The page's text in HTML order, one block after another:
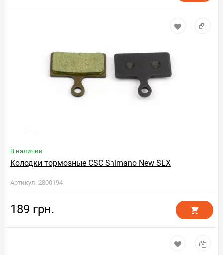
В наличии
Колодки тормозные CSC Shimano New SLX
Артикул: 2800194
189 грн.